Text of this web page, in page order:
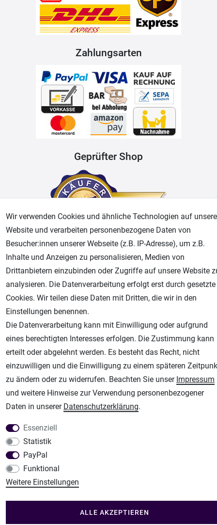
Zahlungsarten
Geprüfter Shop
Airbrush-City
Fachhandel für: Airbrushpistolen, Kompressoren, Airbrushfarben
Modellbau-City
Modellbau Shop
Plotter-City
Schneideplotter, Transferpressen, Siebdruck und Plotterfolien
Im Shop Kaufen
Küchen Zubehör - Haus/Garten - Tierbedarf
Wir verwenden Cookies und ähnliche Technologien auf
Website und verarbeiten personenbezogene Daten von
Besucher:innen unserer Webseite (z.B. IP-Adresse), um z.B.
Inhalte und Anzeigen zu personalisieren, Medien von
Drittanbietern einzubinden oder Zugriffe auf unsere Website
analysieren. Die Datenverarbeitung erfolgt erst durch gesetzte
Cookies. Wir teilen diese Daten mit Dritten, die wir in den
Einstellungen benennen.
Die Datenverarbeitung kann mit Einwilligung oder aufgrund
eines berechtigten Interesses erfolgen. Die Zustimmung kann
erteilt oder abgelehnt werden. Es besteht das Recht, nicht
einzuwilligen und die Einwilligung zu einem späteren
zu ändern oder zu widerrufen. Beachten Sie unser Impressum
und weitere Hinweise zur Verwendung personenbezogener
Daten in unserer Daten­schutz­erklärung.
Essenziell
Statistik
PayPal
Funktional
Weitere Einstellungen
ALLE AKZEPTIEREN